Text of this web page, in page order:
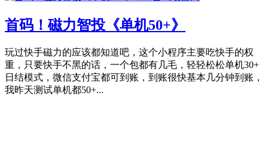
首码！磁力智投《单机50+》
玩过快手磁力的应该都知道吧，这个小程序主要吃快手的权
重，只要快手不黑的话，一个包都有几毛，轻轻松松单机30+
日结模式，微信支付宝都可到账，到账很快基本几分钟到账，
我昨天测试单机都50+...